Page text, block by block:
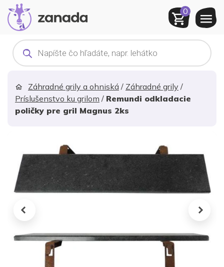
Products
search
0
Záhradné grily a ohniská / Záhradné grily /
Príslušenstvo ku grilom / Remundi odkladacie
poličky pre gril Magnus 2ks